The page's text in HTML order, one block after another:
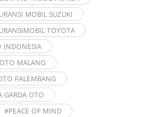
MOBIL SUZUKI
TOYOTA
INDONESIA
MALANG
PALEMBANG
GARDA OTO
#PEACE OF MIND